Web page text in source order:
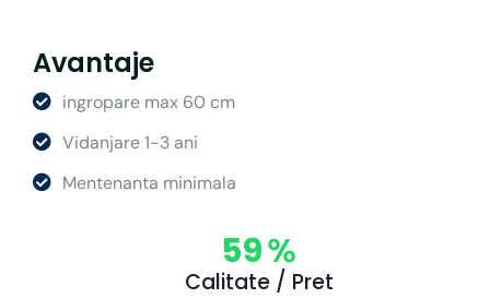
Avantaje
ingropare max 60 cm
Vidanjare 1-3 ani
Mentenanta minimala
67%
Calitate / Pret